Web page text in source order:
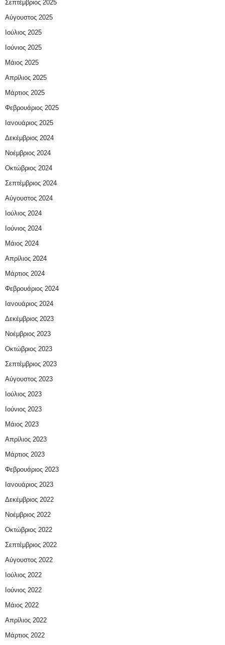
Σεπτέμβριος 2025
Αύγουστος 2025
Ιούλιος 2025
Ιούνιος 2025
Μάιος 2025
Απρίλιος 2025
Μάρτιος 2025
Φεβρουάριος 2025
Ιανουάριος 2025
Δεκέμβριος 2024
Νοέμβριος 2024
Οκτώβριος 2024
Σεπτέμβριος 2024
Αύγουστος 2024
Ιούλιος 2024
Ιούνιος 2024
Μάιος 2024
Απρίλιος 2024
Μάρτιος 2024
Φεβρουάριος 2024
Ιανουάριος 2024
Δεκέμβριος 2023
Νοέμβριος 2023
Οκτώβριος 2023
Σεπτέμβριος 2023
Αύγουστος 2023
Ιούλιος 2023
Ιούνιος 2023
Μάιος 2023
Απρίλιος 2023
Μάρτιος 2023
Φεβρουάριος 2023
Ιανουάριος 2023
Δεκέμβριος 2022
Νοέμβριος 2022
Οκτώβριος 2022
Σεπτέμβριος 2022
Αύγουστος 2022
Ιούλιος 2022
Ιούνιος 2022
Μάιος 2022
Απρίλιος 2022
Μάρτιος 2022